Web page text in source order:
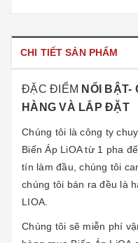
CHI TIẾT SẢN PHẨM
ĐẶC ĐIỂM NỔI BẬT-
HÀNG VÀ LẮP ĐẶT
Chúng tôi là công ty
Biến Áp LiOAtừ 1 pha
tín làm đầu, chúng tôi
chúng tôi bán ra đều là
LIOA.
Chúng tôi sẽ miễn phí